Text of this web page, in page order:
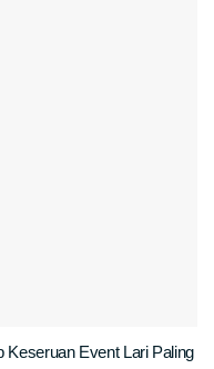
Keseruan Event Lari Paling